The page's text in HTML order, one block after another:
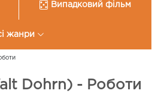
Випадковий фільм
жанри
Dohrn) - Роботи